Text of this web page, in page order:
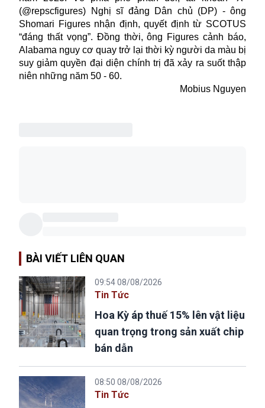
(@repscfigures) Nghị sĩ đảng Dân chủ (DP) - ông
Shomari Figures nhận định, quyết định từ SCOTUS
“đáng thất vọng”. Đồng thời, ông Figures cảnh báo,
Alabama nguy cơ quay trở lại thời kỳ người da màu bị
suy giảm quyền đại diện chính trị đã xảy ra suốt thập
niên những năm 50 - 60.
Mobius Nguyen
BÀI VIẾT LIÊN QUAN
09:54 08/08/2026
Tin Tức
Hoa Kỳ áp thuế 15% lên vật liệu
quan trọng trong sản xuất chip
bán dẫn
08:50 08/08/2026
Tin Tức